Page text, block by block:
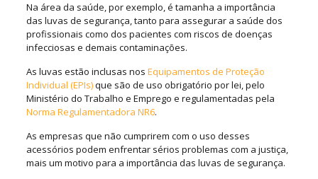
Na área da saúde, por exemplo, é tamanha a importância
das luvas de segurança, tanto para assegurar a saúde dos
profissionais como dos pacientes com riscos de doenças
infecciosas e demais contaminações.
As luvas estão inclusas nos Equipamentos de Proteção
Individual (EPIs)que são de uso obrigatório por lei, pelo
Ministério do Trabalho e Emprego e regulamentadas pela
Norma Regulamentadora NR6.
As empresas que não cumprirem com o uso desses
acessórios podem enfrentar sérios problemas com a justiça,
mais um motivo para a importância das luvas de segurança.